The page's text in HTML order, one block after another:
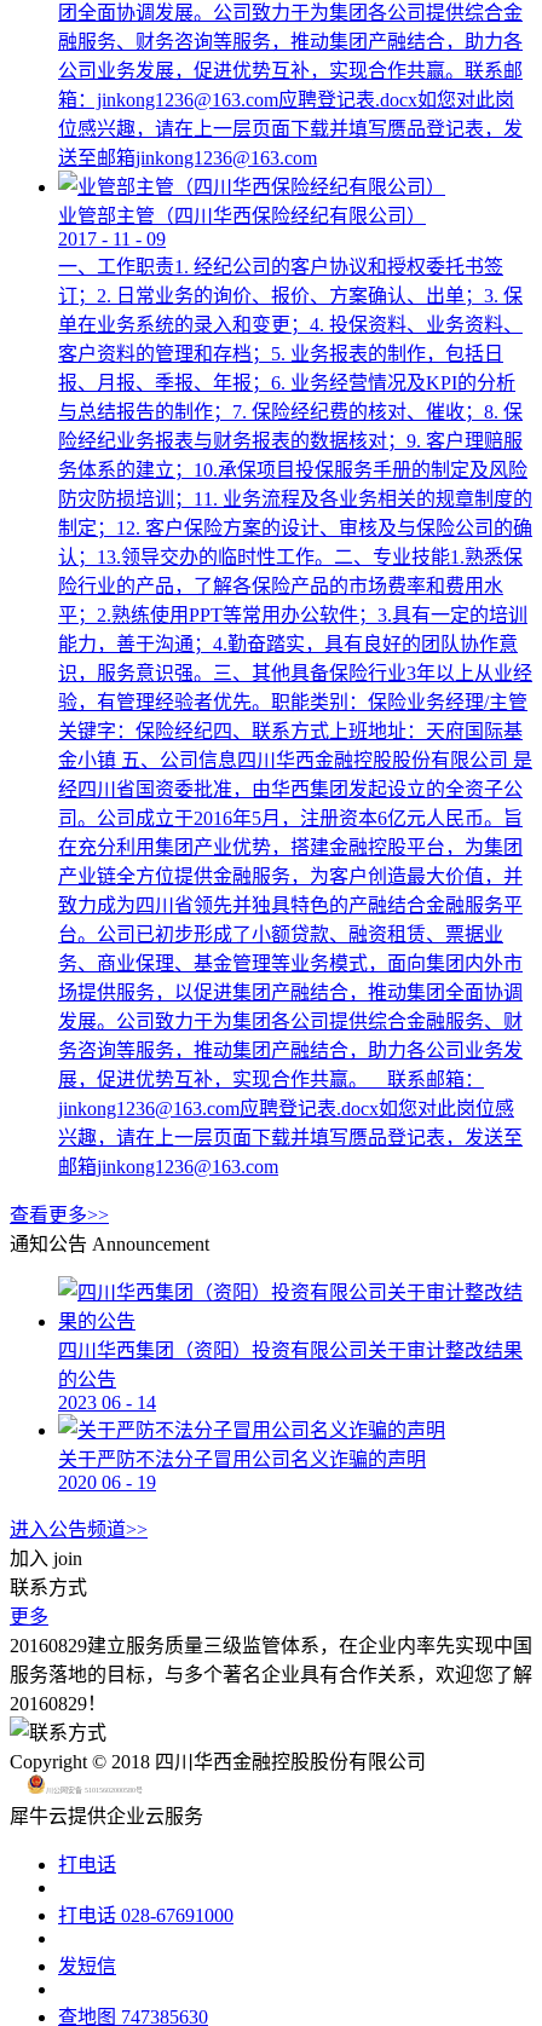
团全面协调发展。公司致力于为集团各公司提供综合金
融服务、财务咨询等服务，推动集团产融结合，助力各
公司业务发展，促进优势互补，实现合作共赢。联系邮
箱：jinkong1236@163.com应聘登记表.docx如您对此岗
位感兴趣，请在上一层页面下载并填写赝品登记表，发
送至邮箱jinkong1236@163.com
业管部主管（四川华西保险经纪有限公司）
2017 - 11 - 09
一、工作职责1. 经纪公司的客户协议和授权委托书签
订；2. 日常业务的询价、报价、方案确认、出单；3. 保
单在业务系统的录入和变更；4. 投保资料、业务资料、
客户资料的管理和存档；5. 业务报表的制作，包括日
报、月报、季报、年报；6. 业务经营情况及KPI的分析
与总结报告的制作；7. 保险经纪费的核对、催收；8. 保
险经纪业务报表与财务报表的数据核对；9. 客户理赔服
务体系的建立；10.承保项目投保服务手册的制定及风险
防灾防损培训；11. 业务流程及各业务相关的规章制度的
制定；12. 客户保险方案的设计、审核及与保险公司的确
认；13.领导交办的临时性工作。二、专业技能1.熟悉保
险行业的产品，了解各保险产品的市场费率和费用水
平；2.熟练使用PPT等常用办公软件；3.具有一定的培训
能力，善于沟通；4.勤奋踏实，具有良好的团队协作意
识，服务意识强。三、其他具备保险行业3年以上从业经
验，有管理经验者优先。职能类别：保险业务经理/主管
关键字：保险经纪四、联系方式上班地址：天府国际基
金小镇 五、公司信息四川华西金融控股股份有限公司 是
经四川省国资委批准，由华西集团发起设立的全资子公
司。公司成立于2016年5月，注册资本6亿元人民币。旨
在充分利用集团产业优势，搭建金融控股平台，为集团
产业链全方位提供金融服务，为客户创造最大价值，并
致力成为四川省领先并独具特色的产融结合金融服务平
台。公司已初步形成了小额贷款、融资租赁、票据业
务、商业保理、基金管理等业务模式，面向集团内外市
场提供服务，以促进集团产融结合，推动集团全面协调
发展。公司致力于为集团各公司提供综合金融服务、财
务咨询等服务，推动集团产融结合，助力各公司业务发
展，促进优势互补，实现合作共赢。 联系邮箱：
jinkong1236@163.com应聘登记表.docx如您对此岗位感
兴趣，请在上一层页面下载并填写赝品登记表，发送至
邮箱jinkong1236@163.com
查看更多>>
通知公告 Announcement
四川华西集团（资阳）投资有限公司关于审计整改结果
的公告
2023 06 - 14
关于严防不法分子冒用公司名义诈骗的声明
2020 06 - 19
进入公告频道>>
加入 join
联系方式
更多
20160829建立服务质量三级监管体系，在企业内率先实现中国
服务落地的目标，与多个著名企业具有合作关系，欢迎您了解
20160829！
Copyright © 2018 四川华西金融控股股份有限公司
川公网安备 51015602000580号
犀牛云提供企业云服务
打电话
打电话 028-67691000
发短信
查地图 747385630